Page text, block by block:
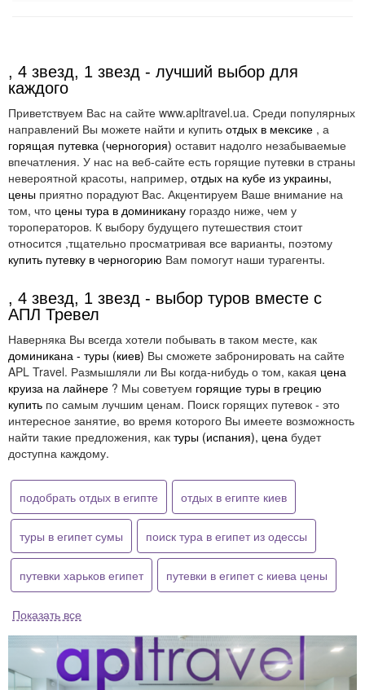
, 4 звезд, 1 звезд - лучший выбор для
каждого
Приветствуем Вас на сайте www.apltravel.ua. Среди популярных
направлений Вы можете найти и купить отдых в мексике , а
горящая путевка (черногория) оставит надолго незабываемые
впечатления. У нас на веб-сайте есть горящие путевки в страны
невероятной красоты, например, отдых на кубе из украины,
цены приятно порадуют Вас. Акцентируем Ваше внимание на
том, что цены тура в доминикану гораздо ниже, чем у
тороператоров. К выбору будущего путешествия стоит
относится ,тщательно просматривая все варианты, поэтому
купить путевку в черногорию Вам помогут наши турагенты.
, 4 звезд, 1 звезд - выбор туров вместе с
АПЛ Тревел
Наверняка Вы всегда хотели побывать в таком месте, как
доминикана - туры (киев) Вы сможете забронировать на сайте
APL Travel. Размышляли ли Вы когда-нибудь о том, какая цена
круиза на лайнере ? Мы советуем горящие туры в грецию
купить по самым лучшим ценам. Поиск горящих путевок - это
интересное занятие, во время которого Вы имеете возможность
найти такие предложения, как туры (испания), цена будет
доступна каждому.
подобрать отдых в египте отдых в египте киев
туры в египет сумы поиск тура в египет из одессы
путевки харьков египет путевки в египет с киева цены
Показать все